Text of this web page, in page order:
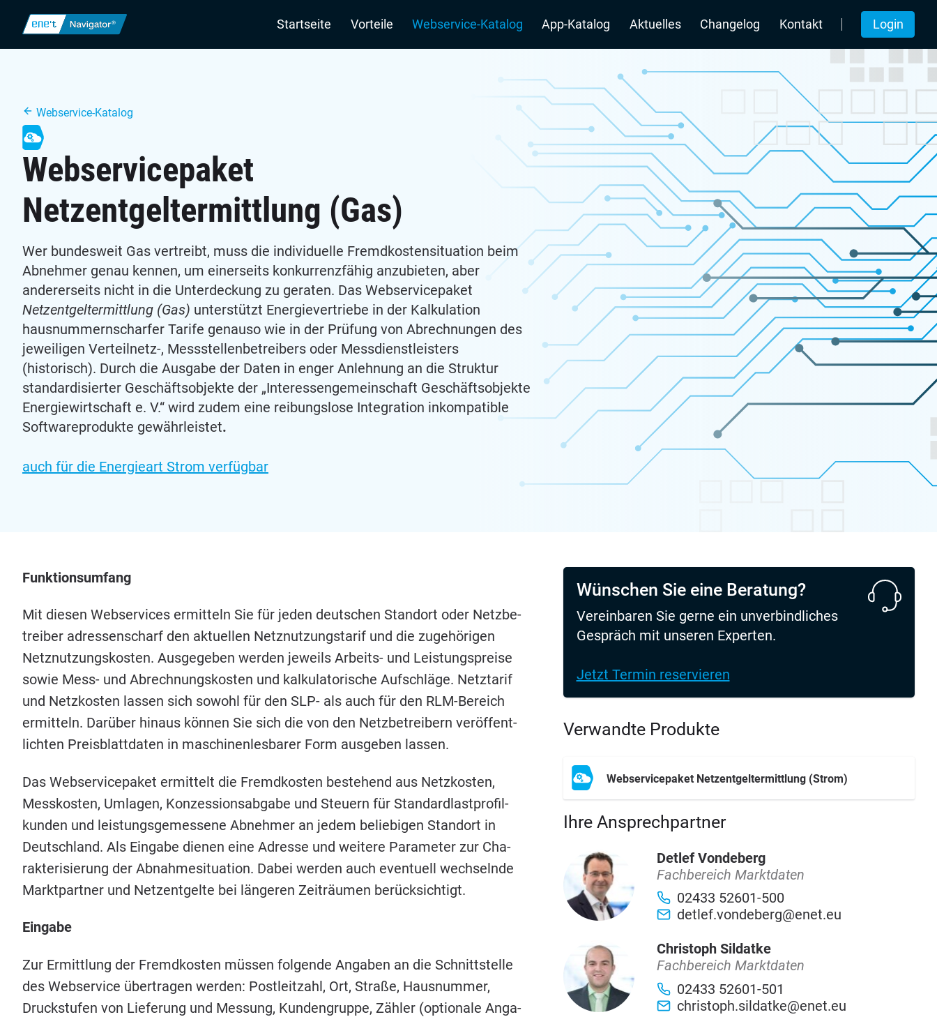
Navigation
Startseite Vorteile Webservice-Katalog App-Katalog Aktuelles Changelog Kontakt Login
Webservice-Katalog
Webservicepaket
Netzentgeltermittlung (Gas)
Wer bundesweit Gas vertreibt, muss die individuelle Fremdkostensituation beim
Abnehmer genau kennen, um einerseits konkurrenzfähig anzubieten, aber
andererseits nicht in die Unterdeckung zu geraten. Das Webservicepaket
Netzentgeltermittlung (Gas) unterstützt Energievertriebe in der Kalkulation
hausnummernscharfer Tarife genauso wie in der Prüfung von Abrechnungen des
jeweiligen Verteilnetz-, Messstellenbetreibers oder Messdienstleisters
(historisch). Durch die Ausgabe der Daten in enger Anlehnung an die Struktur
standardisierter Geschäftsobjekte der „Interessengemeinschaft Geschäftsobjekte
Energiewirtschaft e. V.“ wird zudem eine reibungslose Integration inkompatible
Softwareprodukte gewährleistet.
auch für die Energieart Strom verfügbar
Funk­ti­ons­um­fang
Mit die­sen Web­ser­vices ermit­teln Sie für jeden deut­schen Stand­ort oder Netz­be­
trei­ber adres­sen­scharf den aktu­el­len Netz­nut­zungs­ta­rif und die zuge­hö­ri­gen
Netz­nut­zungs­kos­ten. Aus­ge­ge­ben wer­den jeweils Arbeits- und Leis­tungs­prei­se
sowie Mess- und Abrech­nungs­kos­ten und kal­ku­la­to­ri­sche Auf­schlä­ge. Netz­ta­rif
und Netz­kos­ten las­sen sich sowohl für den SLP- als auch für den RLM-Bereich
ermit­teln. Dar­über hin­aus kön­nen Sie sich die von den Netz­be­trei­bern ver­öf­fent­
lich­ten Preis­blatt­da­ten in maschi­nen­les­ba­rer Form aus­ge­ben lassen.
Das Web­ser­vice­pa­ket ermit­telt die Fremd­kos­ten bestehend aus Netz­kos­ten,
Mess­kos­ten, Umla­gen, Kon­zes­si­ons­ab­ga­be und Steu­ern für Stan­dard­last­pro­fil­
kun­den und leis­tungs­ge­mes­se­ne Abneh­mer an jedem belie­bi­gen Stand­ort in
Deutsch­land. Als Ein­ga­be die­nen eine Adres­se und wei­te­re Para­me­ter zur Cha­
rak­te­ri­sie­rung der Abnah­me­si­tua­ti­on. Dabei wer­den auch even­tu­ell wech­seln­de
Markt­part­ner und Netz­ent­gel­te bei län­ge­ren Zeit­räu­men berücksichtigt.
Ein­ga­be
Zur Ermitt­lung der Fremd­kos­ten müs­sen fol­gen­de Anga­ben an die Schnitt­stel­le
des Web­ser­vice über­tra­gen wer­den: Post­leit­zahl, Ort, Stra­ße, Haus­num­mer,
Druck­stu­fen von Lie­fe­rung und Mes­sung, Kun­den­grup­pe, Zäh­ler (optio­na­le Anga­
Wünschen Sie eine Beratung?
Vereinbaren Sie gerne ein unverbindliches
Gespräch mit unseren Experten.
Jetzt Termin reservieren
Verwandte Produkte
Webservicepaket Netzentgeltermittlung (Strom)
Ihre Ansprechpartner
Detlef Vondeberg
Fachbereich Marktdaten
02433 52601-500
detlef.vondeberg@enet.eu
Christoph Sildatke
Fachbereich Marktdaten
02433 52601-501
christoph.sildatke@enet.eu